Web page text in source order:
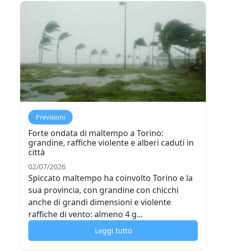
Previsioni
Forte ondata di maltempo a Torino:
grandine, raffiche violente e alberi caduti in
città
02/07/2026
Spiccato maltempo ha coinvolto Torino e la
sua provincia, con grandine con chicchi
anche di grandi dimensioni e violente
raffiche di vento: almeno 4 g...
Leggi tutto